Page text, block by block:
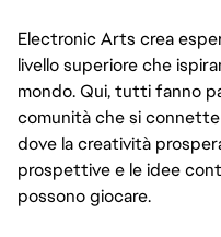
Electronic Arts crea
livello superiore che
mondo. Qui, tutti fanno
comunità che si
dove la creatività
prospettive e le idee
possono giocare.